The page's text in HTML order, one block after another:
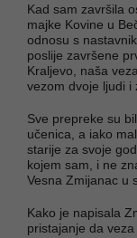
Kad sam završila
majke Kovine u
odnosu s
poslije završene
Kraljevo, naša
vezom dvoje ljudi i
Sve prepreke su
učenica, a iako
starije za svoje
kojem sam, i ne
Vesna Zmijanac u
Kako je napisala
pristajanje da